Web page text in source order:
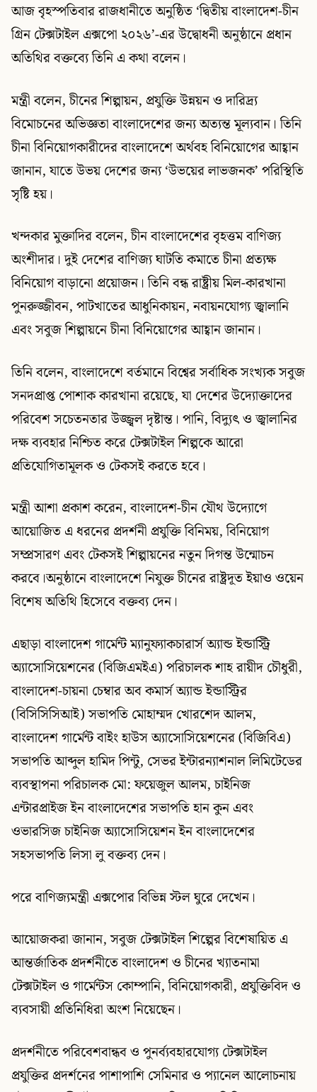
আজ বৃহস্পতিবার রাজধানীতে অনুষ্ঠিত ‘দ্বিতীয় বাংলাদেশ-চীন
গ্রিন টেক্সটাইল এক্সপো ২০২৬’-এর উদ্বোধনী অনুষ্ঠানে প্রধান
অতিথির বক্তব্যে তিনি এ কথা বলেন।
মন্ত্রী বলেন, চীনের শিল্পায়ন, প্রযুক্তি উন্নয়ন ও দারিদ্র্য
বিমোচনের অভিজ্ঞতা বাংলাদেশের জন্য অত্যন্ত মূল্যবান। তিনি
চীনা বিনিয়োগকারীদের বাংলাদেশে অর্থবহ বিনিয়োগের আহ্বান
জানান, যাতে উভয় দেশের জন্য ‘উভয়ের লাভজনক’ পরিস্থিতি
সৃষ্টি হয়।
খন্দকার মুক্তাদির বলেন, চীন বাংলাদেশের বৃহত্তম বাণিজ্য
অংশীদার। দুই দেশের বাণিজ্য ঘাটতি কমাতে চীনা প্রত্যক্ষ
বিনিয়োগ বাড়ানো প্রয়োজন। তিনি বন্ধ রাষ্ট্রীয় মিল-কারখানা
পুনরুজ্জীবন, পাটখাতের আধুনিকায়ন, নবায়নযোগ্য জ্বালানি
এবং সবুজ শিল্পায়নে চীনা বিনিয়োগের আহ্বান জানান।
তিনি বলেন, বাংলাদেশে বর্তমানে বিশ্বের সর্বাধিক সংখ্যক সবুজ
সনদপ্রাপ্ত পোশাক কারখানা রয়েছে, যা দেশের উদ্যোক্তাদের
পরিবেশ সচেতনতার উজ্জ্বল দৃষ্টান্ত। পানি, বিদ্যুৎ ও জ্বালানির
দক্ষ ব্যবহার নিশ্চিত করে টেক্সটাইল শিল্পকে আরো
প্রতিযোগিতামূলক ও টেকসই করতে হবে।
মন্ত্রী আশা প্রকাশ করেন, বাংলাদেশ-চীন যৌথ উদ্যোগে
আয়োজিত এ ধরনের প্রদর্শনী প্রযুক্তি বিনিময়, বিনিয়োগ
সম্প্রসারণ এবং টেকসই শিল্পায়নের নতুন দিগন্ত উন্মোচন
করবে।অনুষ্ঠানে বাংলাদেশে নিযুক্ত চীনের রাষ্ট্রদূত ইয়াও ওয়েন
বিশেষ অতিথি হিসেবে বক্তব্য দেন।
এছাড়া বাংলাদেশ গার্মেন্ট ম্যানুফ্যাকচারার্স অ্যান্ড ইন্ডাস্ট্রি
অ্যাসোসিয়েশনের (বিজিএমইএ) পরিচালক শাহ রায়ীদ চৌধুরী,
বাংলাদেশ-চায়না চেম্বার অব কমার্স অ্যান্ড ইন্ডাস্ট্রির
(বিসিসিসিআই) সভাপতি মোহাম্মদ খোরশেদ আলম,
বাংলাদেশ গার্মেন্ট বাইং হাউস অ্যাসোসিয়েশনের (বিজিবিএ)
সভাপতি আব্দুল হামিদ পিন্টু, সেভর ইন্টারন্যাশনাল লিমিটেডের
ব্যবস্থাপনা পরিচালক মো: ফয়েজুল আলম, চাইনিজ
এন্টারপ্রাইজ ইন বাংলাদেশের সভাপতি হান কুন এবং
ওভারসিজ চাইনিজ অ্যাসোসিয়েশন ইন বাংলাদেশের
সহসভাপতি লিসা লু বক্তব্য দেন।
পরে বাণিজ্যমন্ত্রী এক্সপোর বিভিন্ন স্টল ঘুরে দেখেন।
আয়োজকরা জানান, সবুজ টেক্সটাইল শিল্পের বিশেষায়িত এ
আন্তর্জাতিক প্রদর্শনীতে বাংলাদেশ ও চীনের খ্যাতনামা
টেক্সটাইল ও গার্মেন্টস কোম্পানি, বিনিয়োগকারী, প্রযুক্তিবিদ ও
ব্যবসায়ী প্রতিনিধিরা অংশ নিয়েছেন।
প্রদর্শনীতে পরিবেশবান্ধব ও পুনর্ব্যবহারযোগ্য টেক্সটাইল
প্রযুক্তির প্রদর্শনের পাশাপাশি সেমিনার ও প্যানেল আলোচনায়